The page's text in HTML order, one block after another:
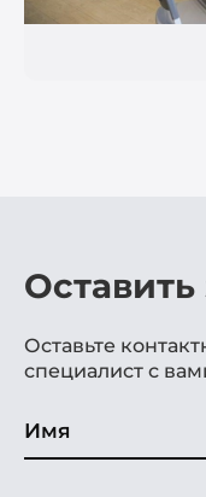
Оставить
Оставьте
специалист с